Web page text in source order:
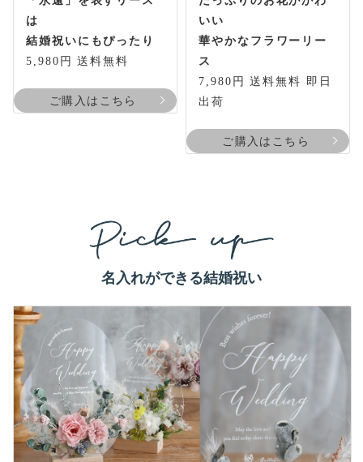
は
結婚祝いにもぴったり
5,980円 送料無料
ご購入はこちら
いい
華やかなフラワーリー
ス
7,980円 送料無料 即日
出荷
ご購入はこちら
名入れができる結婚祝い